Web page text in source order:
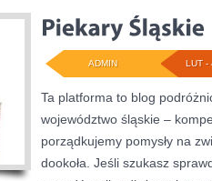
LUT -
ADMIN
Ta platforma to blog
województwo śląskie –
porządkujemy pomysły na
dookoła. Jeśli szukasz